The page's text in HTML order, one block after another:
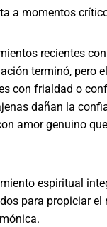
a momentos
recientes
terminó, pero
con frialdad o
dañan la
amor genuino
espiritual
para propiciar el